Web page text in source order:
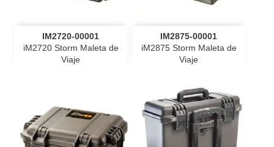
IM2720-00001
iM2720 Storm Maleta de
Viaje
IM2875-00001
iM2875 Storm Maleta de
Viaje